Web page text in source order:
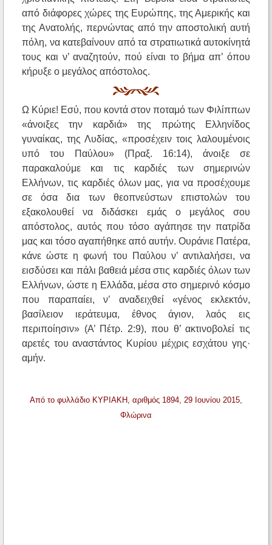
από διάφορες χώρες της Ευρώπης, της Αμερικής και
της Ανατολής, περνώντας από την αποστολική αυτή
πόλη, να κατεβαίνουν από τα στρατιωτικά αυτοκίνητά
τους και ν’ αναζητούν, πού είναι το βήμα απ’ όπου
κήρυξε ο μεγάλος απόστολος.
Ω Κύριε! Εσύ, που κοντά στον ποταμό των Φιλίππων
«άνοιξες την καρδιά» της πρώτης Ελληνίδος
γυναίκας, της Λυδίας, «προσέχειν τοις λαλουμένοις
υπό του Παύλου» (Πραξ. 16:14), άνοιξε σε
παρακαλούμε και τις καρδιές των σημερινών
Ελλήνων, τις καρδιές όλων μας, για να προσέχουμε
σε όσα δια των θεοπνεύστων επιστολών του
εξακολουθεί να διδάσκει εμάς ο μεγάλος σου
απόστολος, αυτός που τόσο αγάπησε την πατρίδα
μας και τόσο αγαπήθηκε από αυτήν. Ουράνιε Πατέρα,
κάνε ώστε η φωνή του Παύλου ν’ αντιλαλήσει, να
εισδύσει και πάλι βαθειά μέσα στις καρδιές όλων των
Ελλήνων, ώστε η Ελλάδα, μέσα στο σημερινό κόσμο
που παραπαίει, ν’ αναδειχθεί «γένος εκλεκτόν,
βασίλειον ιεράτευμα, έθνος άγιον, λαός εις
περιποίησιν» (Α’ Πέτρ. 2:9), που θ’ ακτινοβολεί τις
αρετές του αναστάντος Κυρίου μέχρις εσχάτου γης·
αμήν.
Από το φυλλάδιο ΚΥΡΙΑΚΗ, αριθμός 1894, 29 Ιουνίου 2015,
Φλώρινα